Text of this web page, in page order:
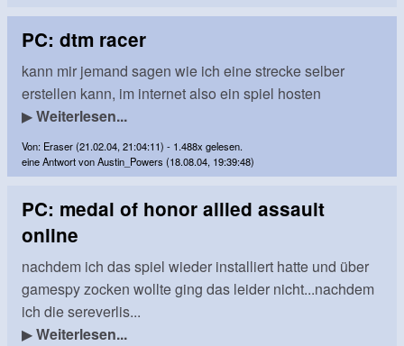
PC: dtm racer
kann mir jemand sagen wie ich eine strecke selber
erstellen kann, im internet also ein spiel hosten
▶Weiterlesen...
Von: Eraser (21.02.04, 21:04:11) - 1.488x gelesen.
eine Antwort von Austin_Powers (18.08.04, 19:39:48)
PC: medal of honor allied assault
online
nachdem ich das spiel wieder installiert hatte und über
gamespy zocken wollte ging das leider nicht...nachdem
ich die sereverlis...
▶Weiterlesen...